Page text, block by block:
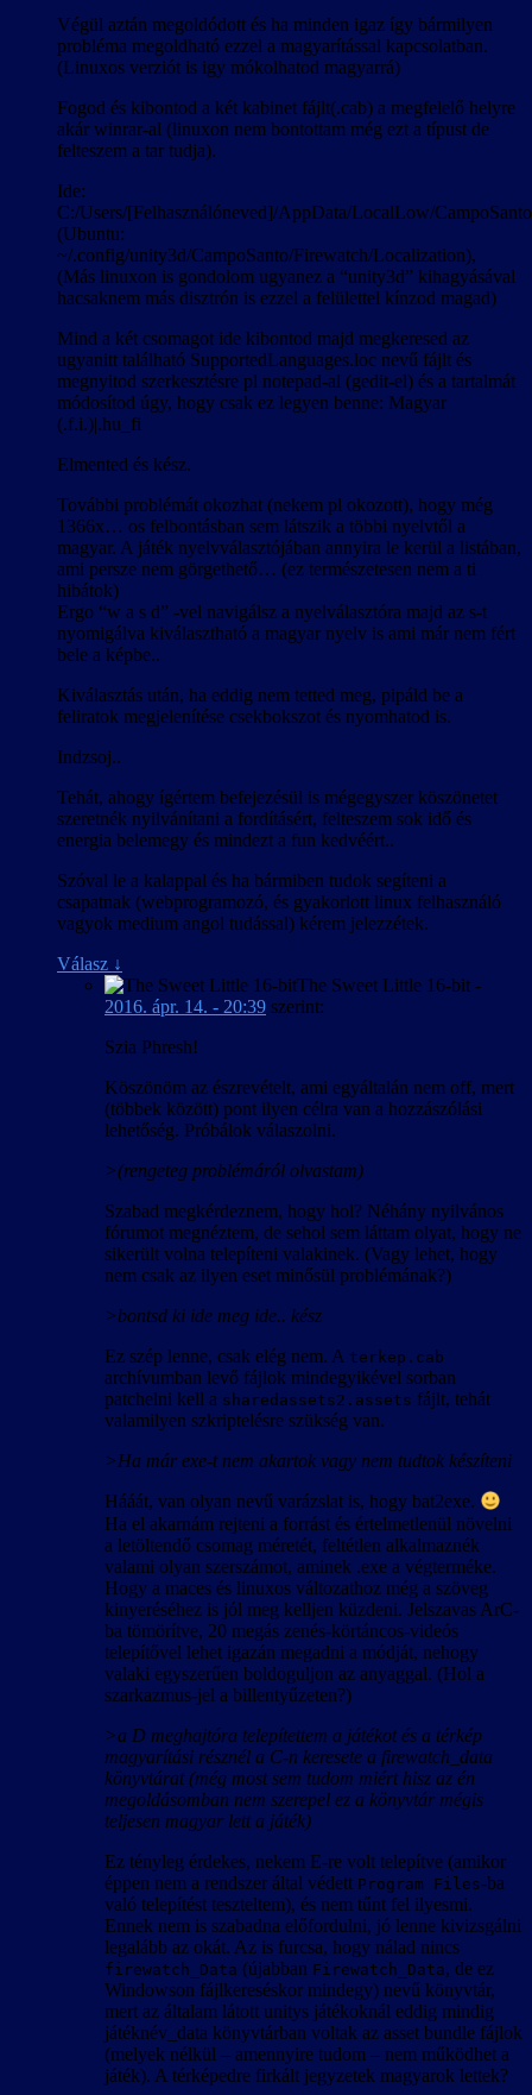
Végül aztán megoldódott és ha minden igaz így bármilyen
probléma megoldható ezzel a magyarítással kapcsolatban.
(Linuxos verziót is igy mókolhatod magyarrá)
Fogod és kibontod a két kabinet fájlt(.cab) a megfelelő helyre
akár winrar-al (linuxon nem bontottam még ezt a típust de
felteszem a tar tudja).
Ide:
C:/Users/[Felhasználóneved]/AppData/LocalLow/
(Ubuntu:
~/.config/unity3d/CampoSanto/Firewatch/Localization),
(Más linuxon is gondolom ugyanez a “unity3d” kihagyásával
hacsaknem más disztrón is ezzel a felülettel kínzod magad)
Mind a két csomagot ide kibontod majd megkeresed az
ugyanitt található SupportedLanguages.loc nevű fájlt és
megnyitod szerkesztésre pl notepad-al (gedit-el) és a tartalmát
módosítod úgy, hogy csak ez legyen benne: Magyar
(.f.i.)|.hu_fi
Elmented és kész.
További problémát okozhat (nekem pl okozott), hogy még
1366x… os felbontásban sem látszik a többi nyelvtől a
magyar. A játék nyelvválasztójában annyira le kerül a listában,
ami persze nem görgethető… (ez természetesen nem a ti
hibátok)
Ergo “w a s d” -vel navigálsz a nyelválasztóra majd az s-t
nyomigálva kiválasztható a magyar nyelv is ami már nem fért
bele a képbe..
Kiválasztás után, ha eddig nem tetted meg, pipáld be a
feliratok megjelenítése csekbokszot és nyomhatod is.
Indzsoj..
Tehát, ahogy ígértem befejezésül is mégegyszer köszönetet
szeretnék nyilvánítani a fordításért, felteszem sok idő és
energia belemegy és mindezt a fun kedvéért..
Szóval le a kalappal és ha bármiben tudok segíteni a
csapatnak (webprogramozó, és gyakorlott linux felhasználó
vagyok medium angol tudással) kérem jelezzétek.
Válasz ↓
The Sweet Little 16-bit -
2016. ápr. 14. - 20:39 szerint:
Szia Phresh!
Köszönöm az észrevételt, ami egyáltalán nem off, mert
(többek között) pont ilyen célra van a hozzászólási
lehetőség. Próbálok válaszolni.
>(rengeteg problémáról olvastam)
Szabad megkérdeznem, hogy hol? Néhány nyilvános
fórumot megnéztem, de sehol sem láttam olyat, hogy ne
sikerült volna telepíteni valakinek. (Vagy lehet, hogy
nem csak az ilyen eset minősül problémának?)
>bontsd ki ide meg ide.. kész
Ez szép lenne, csak elég nem. A terkep.cab
archívumban levő fájlok mindegyikével sorban
patchelni kell a sharedassets2.assets fájlt, tehát
valamilyen szkriptelésre szükség van.
>Ha már exe-t nem akartok vagy nem tudtok készíteni
Hááát, van olyan nevű varázslat is, hogy bat2exe.
Ha el akarnám rejteni a forrást és értelmetlenül növelni
a letöltendő csomag méretét, feltétlen alkalmaznék
valami olyan szerszámot, aminek .exe a végterméke.
Hogy a maces és linuxos változathoz még a szöveg
kinyeréséhez is jól meg kelljen küzdeni. Jelszavas ArC-
ba tömörítve, 20 megás zenés-körtáncos-videós
telepítővel lehet igazán megadni a módját, nehogy
valaki egyszerűen boldoguljon az anyaggal. (Hol a
szarkazmus-jel a billentyűzeten?)
>a D meghajtóra telepítettem a játékot és a térkép
magyarítási résznél a C-n keresete a firewatch_data
könyvtárat (még most sem tudom miért hisz az én
megoldásomban nem szerepel ez a könyvtár mégis
teljesen magyar lett a játék)
Ez tényleg érdekes, nekem E-re volt telepítve (amikor
éppen nem a rendszer által védett Program Files-ba
való telepítést teszteltem), és nem tűnt fel ilyesmi.
Ennek nem is szabadna előfordulni, jó lenne kivizsgálni
legalább az okát. Az is furcsa, hogy nálad nincs
firewatch_Data (újabban Firewatch_Data, de ez
Windowson fájlkereséskor mindegy) nevű könyvtár,
mert az általam látott unitys játékoknál eddig mindig
játéknév_data könyvtárban voltak az asset bundle fájlok
(melyek nélkül – amennyire tudom – nem működhet a
játék). A térképedre firkált jegyzetek magyarok lettek?